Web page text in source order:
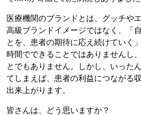
医療機関のブランドとは、グッチや
高級ブランドイメージではなく、「
とを、患者の期待に応え続けていく
時間でできることではありませんし
とでもありません。しかし、いった
てしまえば、患者の利益につながる
出来上がります。
皆さんは、どう思いますか？